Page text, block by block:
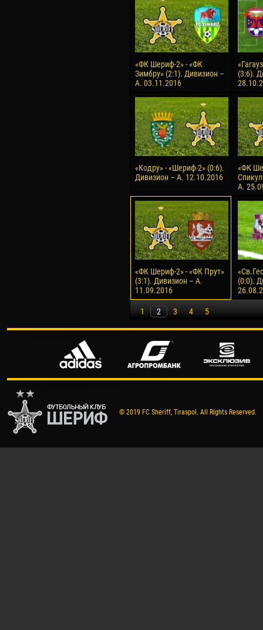
«ФК Шериф-2» - «ФК
Зимбру» (2:1). Дивизион –
А. 03.11.2016
(3:6).
«Кодру» - «Шериф-2» (0:6).
Дивизион – А. 12.10.2016
«ФК
А.
«ФК Шериф-2» - «ФК Прут»
(3:1). Дивизион – А.
11.09.2016
(0:0).
1 2 3 4 5
© 2019 FC Sheriff, Tiraspol. All Rights Reserved.